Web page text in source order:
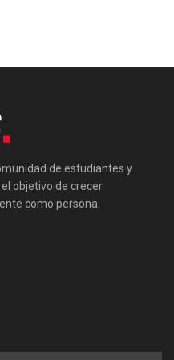
de estudiantes y
objetivo de crecer
como persona.